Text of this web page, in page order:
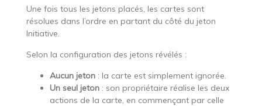
Une fois tous les jetons placés, les cartes sont
résolues dans l’ordre en partant du côté du jeton
Initiative.
Selon la configuration des jetons révélés :
Aucun jeton: la carte est simplement ignorée.
Un seul jeton: son propriétaire réalise les deux
actions de la carte, en commençant par celle